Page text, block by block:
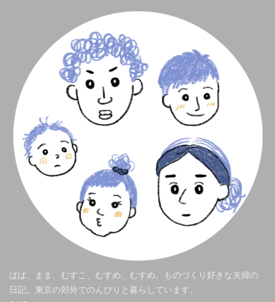
ぱぱ、まま、むすこ、むすめ、むすめ。ものづくり好きな夫婦の
日記。東京の郊外でのんびりと暮らしています。